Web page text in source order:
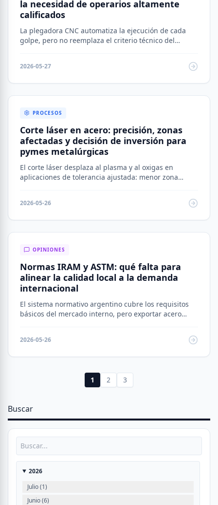
la necesidad de operarios altamente
calificados
La plegadora CNC automatiza la ejecución de cada
golpe, pero no reemplaza el criterio técnico del
producen defectos costosos que ningún software
2026-05-27
PROCESOS
Corte láser en acero: precisión, zonas
afectadas y decisión de inversión para
pymes metalúrgicas
El corte láser desplaza al plasma y al oxigas en
aplicaciones de tolerancia ajustada: menor zona
define el rango de espesores y el perfil de negocio.
2026-05-26
OPINIONES
Normas IRAM y ASTM: qué falta para
alinear la calidad local a la demanda
internacional
El sistema normativo argentino cubre los requisitos
básicos del mercado interno, pero exportar acero
competitiva concreta frente a proveedores de Brasil,
2026-05-26
1 2 3
Buscar
2026
Julio (1)
Junio (6)